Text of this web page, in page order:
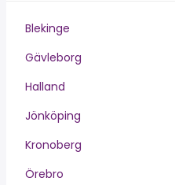
Blekinge
Gävleborg
Halland
Jönköping
Kronoberg
Örebro